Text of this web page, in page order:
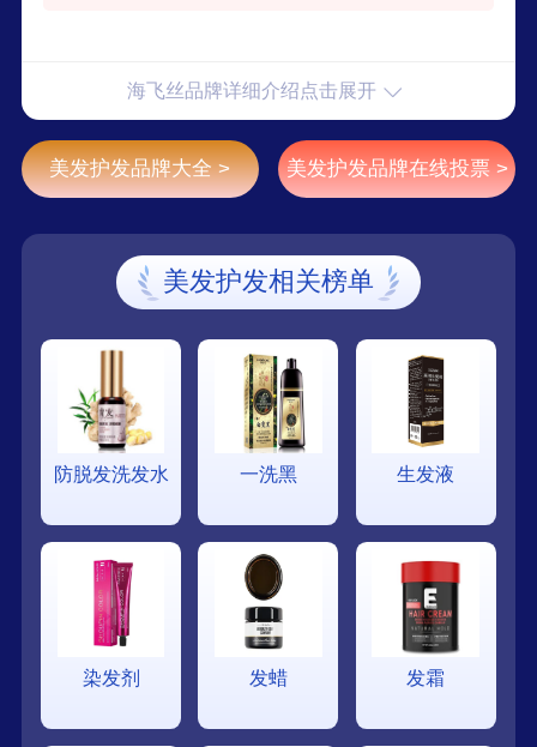
海飞丝品牌详细介绍点击展开
美发护发品牌大全 > 美发护发品牌在线投票 >
美发护发相关榜单
防脱发洗发水 一洗黑 生发液
染发剂 发蜡 发霜